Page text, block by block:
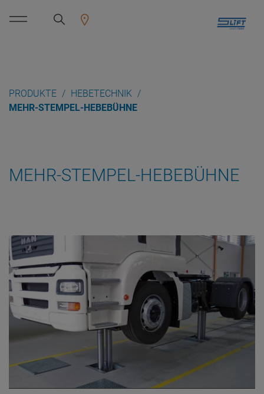
PRODUKTE
HEBETECHNIK
MEHR-STEMPEL-HEBEBÜHNE
MEHR-STEMPEL-HEBEBÜHNE